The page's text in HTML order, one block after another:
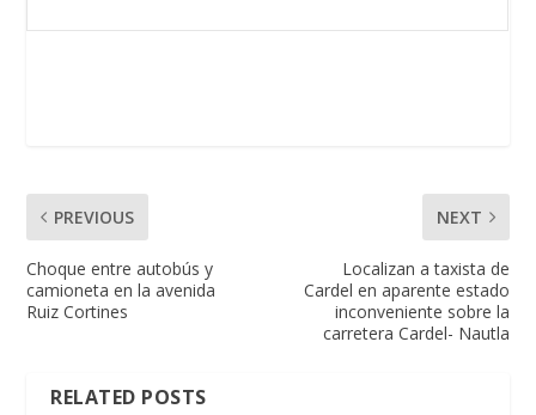
PREVIOUS
Choque entre autobús y
camioneta en la avenida
Ruiz Cortines
NEXT
Localizan a taxista de
Cardel en aparente estado
inconveniente sobre la
carretera Cardel- Nautla
RELATED POSTS